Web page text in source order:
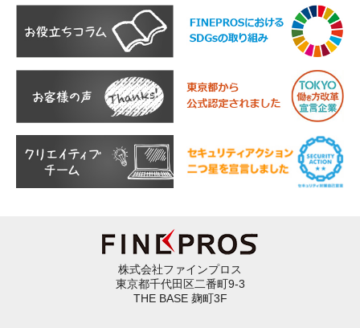
株式会社ファインプロス
東京都千代田区二番町9-3
THE BASE 麹町3F